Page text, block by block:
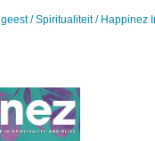
/Spiritualiteit/ Happinez